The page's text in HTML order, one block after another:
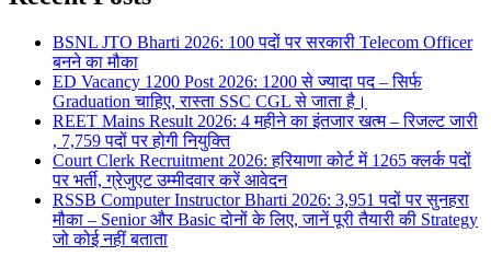
BSNL JTO Bharti 2026: 100 पदों पर सरकारी Telecom Officer
बनने का मौका
ED Vacancy 1200 Post 2026: 1200 से ज्यादा पद – सिर्फ
Graduation चाहिए, रास्ता SSC CGL से जाता है।
REET Mains Result 2026: 4 महीने का इंतजार खत्म – रिजल्ट जारी
, 7,759 पदों पर होगी नियुक्ति
Court Clerk Recruitment 2026: हरियाणा कोर्ट में 1265 क्लर्क पदों
पर भर्ती, ग्रेजुएट उम्मीदवार करें आवेदन
RSSB Computer Instructor Bharti 2026: 3,951 पदों पर सुनहरा
मौका – Senior और Basic दोनों के लिए, जानें पूरी तैयारी की Strategy
जो कोई नहीं बताता